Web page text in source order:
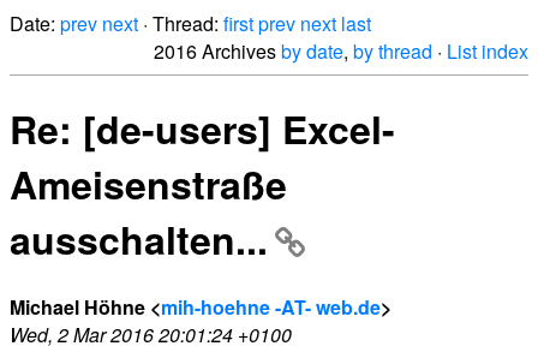
Date: prev next · Thread: firstprev next last
2016 Archivesby date, by thread · List index
Re: [de-users] Excel-
Ameisenstraße
ausschalten...
Michael Höhne <mih-hoehne -AT- web.de>
Wed, 2 Mar 2016 20:01:24 +0100